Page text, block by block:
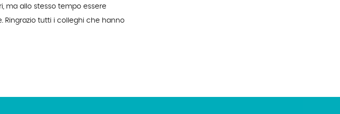
ma allo stesso tempo essere
Ringrazio tutti i colleghi che hanno